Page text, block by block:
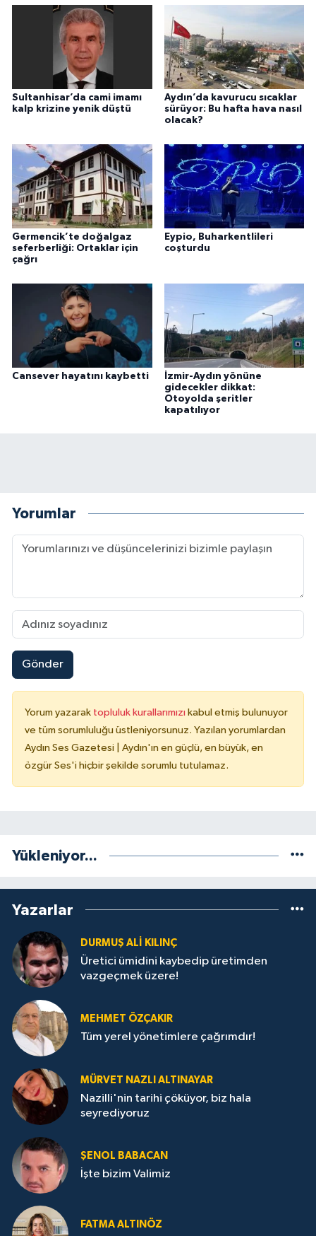
Sultanhisar’da cami imamı
kalp krizine yenik düştü
Aydın’da kavurucu sıcaklar
sürüyor: Bu hafta hava nasıl
olacak?
Germencik’te doğalgaz
seferberliği: Ortaklar için
çağrı
Eypio, Buharkentlileri
coşturdu
Cansever hayatını kaybetti
İzmir-Aydın yönüne
gidecekler dikkat:
Otoyolda şeritler
kapatılıyor
Yorumlar
Gönder
Yorum yazarak topluluk kurallarımızı kabul etmiş bulunuyor
ve tüm sorumluluğu üstleniyorsunuz. Yazılan yorumlardan
Aydın Ses Gazetesi | Aydın'ın en güçlü, en büyük, en
özgür Ses'i hiçbir şekilde sorumlu tutulamaz.
Yükleniyor...
Yazarlar
DURMUŞ ALI KILINÇ
Üretici ümidini kaybedip üretimden
vazgeçmek üzere!
MEHMET ÖZÇAKIR
Tüm yerel yönetimlere çağrımdır!
MÜRVET NAZLI ALTINAYAR
Nazilli'nin tarihi çöküyor, biz hala
seyrediyoruz
ŞENOL BABACAN
İşte bizim Valimiz
FATMA ALTINÖZ